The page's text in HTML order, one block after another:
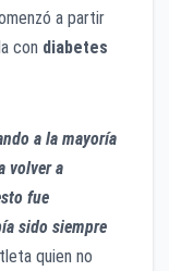
a partir
con diabetes
a la mayoría
volver a
fue
sido siempre
quien no